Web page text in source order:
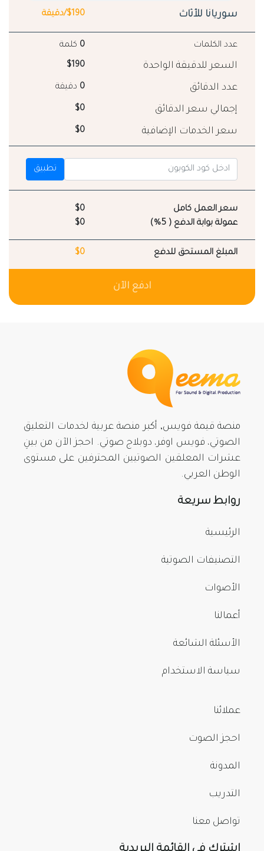
سوريانا للأثاث $190/دقيقة
عدد الكلمات 0 كلمة
السعر للدقيقة الواحدة $190
عدد الدقائق 0 دقيقة
إجمالي سعر الدقائق $0
سعر الخدمات الإضافية $0
تطبيق
سعر العمل كامل
$0
عمولة بوابة الدفع ( 5%)
$0
المبلغ المستحق للدفع $0
ادفع الآن
منصة قيمة فويس, أكبر منصة عربية لخدمات التعليق
الصوتي، فويس اوفر، دوبلاج صوتي. احجز الآن من بينِ
عشرات المعلقين الصوتيين المحترفين على مستوى
الوطن العربي.
روابط سريعة
الرئيسية
التصنيفات الصوتية
الأصوات
أعمالنا
الأسئلة الشائعة
سياسة الاستخدام
عملائنا
احجز الصوت
المدونة
التدريب
تواصل معنا